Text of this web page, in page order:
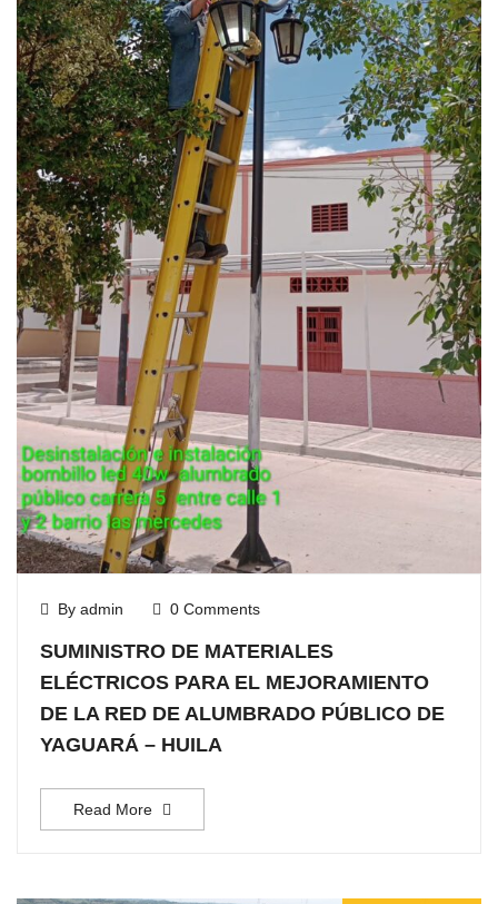
By admin 0 Comments
SUMINISTRO DE MATERIALES
ELÉCTRICOS PARA EL MEJORAMIENTO
DE LA RED DE ALUMBRADO PÚBLICO DE
YAGUARÁ – HUILA
Read More